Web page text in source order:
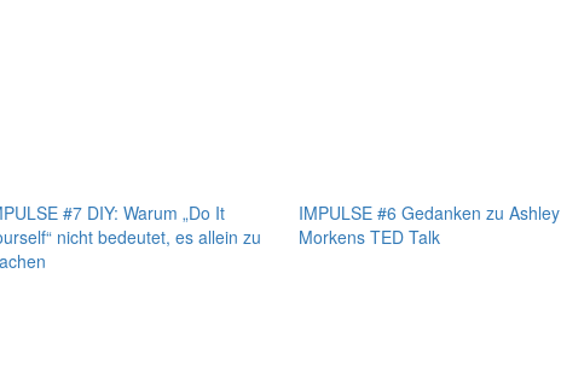
#7 DIY: Warum „Do It
nicht bedeutet, es allein zu
IMPULSE #6 Gedanken zu Ashley
Morkens TED Talk